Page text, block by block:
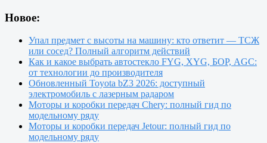
Новое:
Упал предмет с высоты на машину: кто ответит — ТСЖ
или сосед? Полный алгоритм действий
Как и какое выбрать автостекло FYG, XYG, БОР, AGC:
от технологии до производителя
Обновленный Toyota bZ3 2026: доступный
электромобиль с лазерным радаром
Моторы и коробки передач Chery: полный гид по
модельному ряду
Моторы и коробки передач Jetour: полный гид по
модельному ряду